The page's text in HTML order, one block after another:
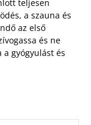
teljesen
a szauna és
az első
és ne
gyógyulást és